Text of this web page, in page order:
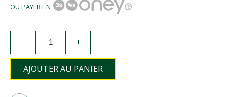
OU PAYER EN
- +
AJOUTER AU PANIER